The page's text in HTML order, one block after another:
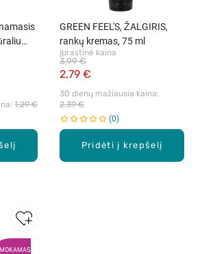
1,29 €
Pridėti į krepšelį
GREEN FEEL'S, ŽALGIRIS,
rankų kremas, 75 ml
Įprastinė kaina
2,79 €
3,99 €
30 dienų mažiausia kaina:
2,39 €
0